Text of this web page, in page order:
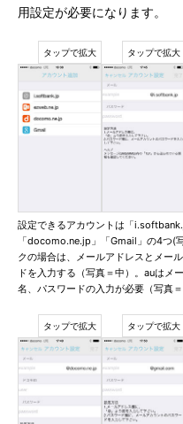
用設定が必要になります。
設定できるアカウントは「
「docomo.ne.jp」「Gmail」の4つ(
クの場合は、メールアドレスとメー
ドを入力する（写真＝中）。auはメ
名、パスワードの入力が必要（写真＝